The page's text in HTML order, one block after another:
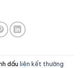
dấu liên kết thường